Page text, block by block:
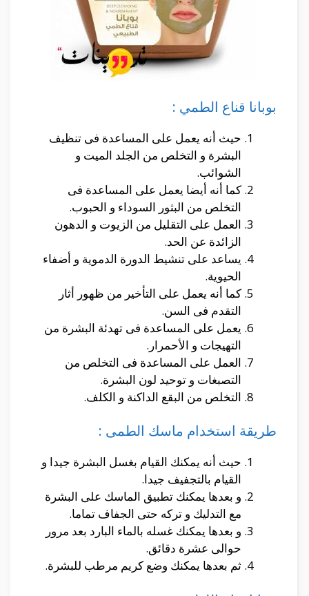
بوبانا قناع الطمي :
حيث أنه يعمل على المساعدة فى تنظيف
البشرة و التخلص من الجلد الميت و
الشوائب.
كما أنه أيضا يعمل على المساعدة فى
التخلص من البثور السوداء و الحبوب.
العمل على التقليل من الزيوت و الدهون
الزائدة عن الحد.
يساعد على تنشيط الدورة الدموية و أضفاء
الحيوية.
كما أنه يعمل على التأخير من ظهور أثار
التقدم فى السن.
يعمل على المساعدة فى تهدئة البشرة من
التهيجات و الأحمرار.
العمل على المساعدة فى التخلص من
التصبغات و توحيد لون البشرة.
التخلص من البقع الداكنة و الكلف.
طريقة استخدام ماسك الطمى :
حيث أنه يمكنك القيام بغسل البشرة جيدا و
القيام بالتجفيف جيدا.
و بعدها يمكنك تطبيق الماسك على البشرة
مع التدليك و تركه حتى الجفاف تماما.
و بعدها يمكنك غسله بالماء البارد بعد مرور
حوالى عشرة دقائق.
ثم بعدها يمكنك وضع كريم مرطب للبشرة.